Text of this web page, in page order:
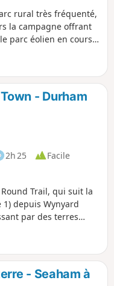
rural très fréquenté,
la campagne offrant
parc éolien en cours
- Durham
2h 25
Facile
Trail, qui suit la
1) depuis Wynyard
par des terres
est
- Seaham à